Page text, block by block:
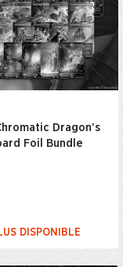
Dragon’s
Foil Bundle
DISPONIBLE